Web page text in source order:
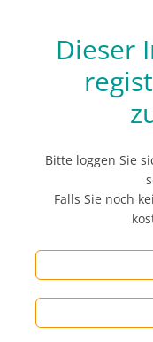
Dieser
Bitte loggen Sie
Falls Sie noch